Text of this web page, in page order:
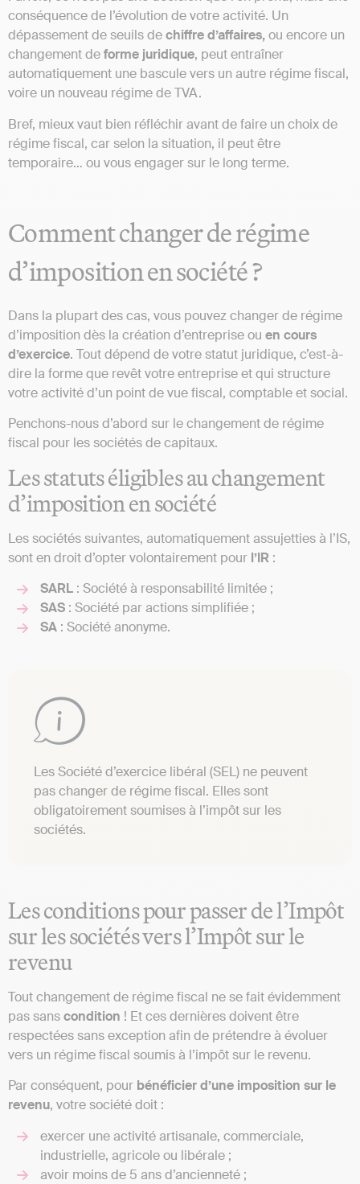
conséquence de l’évolution de votre activité. Un
dépassement de seuils dechiffre d’affaires,ou encore un
changement deforme juridique, peut entraîner
automatiquement une bascule vers un autre régime fiscal,
voire un nouveau régime de TVA.
Bref, mieux vaut bien réfléchir avant de faire un choix de
régime fiscal, car selon la situation, il peut être
temporaire… ou vous engager sur le long terme.
Comment changer de régime
d’imposition en société ?
Dans la plupart des cas, vous pouvez changer de régime
d’imposition dès la création d’entreprise ou en cours
d’exercice. Tout dépend de votre statut juridique, c’est-à-
dire la forme que revêt votre entreprise et qui structure
votre activité d’un point de vue fiscal, comptable et social.
Penchons-nous d’abord sur le changement de régime
fiscal pour les sociétés de capitaux.
Les statuts éligibles au changement
d’imposition en société
Les sociétés suivantes, automatiquement assujetties à l’IS,
sont en droit d’opter volontairement pour l’IR :
SARL : Société à responsabilité limitée ;
SAS : Société par actions simplifiée ;
SA : Société anonyme.
Les Société d’exercice libéral (SEL) ne peuvent
pas changer de régime fiscal. Elles sont
obligatoirement soumises à l’impôt sur les
sociétés.
Les conditions pour passer de l’Impôt
sur les sociétés vers l’Impôt sur le
revenu
Tout changement de régime fiscal ne se fait évidemment
pas sanscondition ! Et ces dernières doivent être
respectées sans exception afin de prétendre à évoluer
vers un régime fiscal soumis à l’impôt sur le revenu.
Par conséquent, pour bénéficier d’une imposition sur le
revenu, votre société doit :
exercer une activité artisanale, commerciale,
industrielle, agricole ou libérale ;
avoir moins de 5 ans d’ancienneté ;